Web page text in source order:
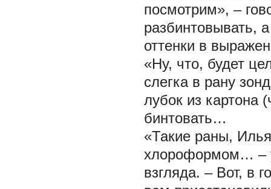
посмотрим», –
разбинтовывать,
оттенки в
«Ну, что, будет
слегка в рану
лубок из картона
бинтовать…
«Такие раны,
хлороформом… –
взгляда. – Вот, в